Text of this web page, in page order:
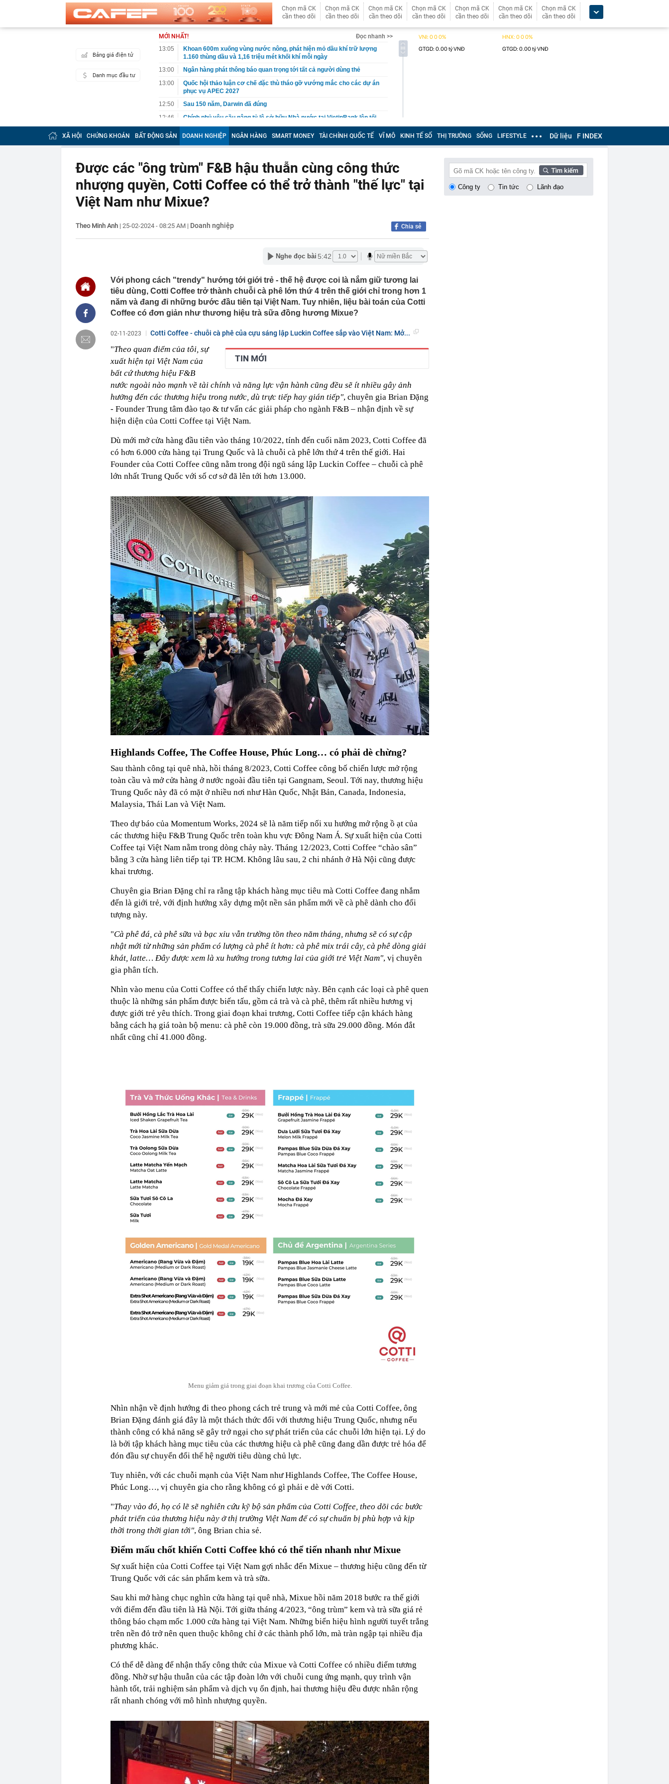
Chọn mã CK
cần theo dõi
Chọn mã CK
cần theo dõi
Chọn mã CK
cần theo dõi
Chọn mã CK
cần theo dõi
Chọn mã CK
cần theo dõi
Chọn mã CK
cần theo dõi
Chọn mã CK
cần theo dõi
Bảng giá điện tử
Danh mục đầu tư
MỚI NHẤT!
Đọc nhanh >>
13:05
Khoan 600m xuống vùng nước nông, phát hiện mỏ dầu khí trữ lượng
1.160 thùng dầu và 1,16 triệu mét khối khí mỗi ngày
13:00
Ngân hàng phát thông báo quan trọng tới tất cả người dùng thẻ
13:00
Quốc hội thảo luận cơ chế đặc thù tháo gỡ vướng mắc cho các dự án
phục vụ APEC 2027
12:50
Sau 150 năm, Darwin đã đúng
12:46
Chính phủ yêu cầu nâng tỷ lệ sở hữu Nhà nước tại VietinBank lên tối
thiểu 65%
12:45
Chủ cửa hàng hải sản tiết lộ: Đây là những loại cá họ bán nhiều nhất
mỗi sáng
giờ sáng
12:30
TPHCM hướng đến công khai quy hoạch, tiến độ giải quyết hồ sơ đất
đai trên môi trường số
12:30
Mẫu đồng hồ giá hơn 200 triệu đồng được dàn sao bom tấn The
12:28
Bỏ phố về quê làm mô hình nhà miền Tây, thu gần nửa tỉ mỗi năm
Việt Nam có 1 nơi được tạp chí Mỹ đánh giá đẹp hơn cả Maldives và
Bali, được hàng loạt “ông lớn” Sun Group, Vingroup, BIM Group... chọn
Từng công bố phát triển gần 61.000 căn nhà ở xã hội, doanh nghiệp
BĐS "khủng" nhất thị trường đang triển khai đến đâu?
12:15
Vì sao người Nhật Bản thích đi nhà tắm công cộng?
rộng nhất Việt Nam
12:12
Người phụ nữ 50 tuổi bị loãng xương, "thủ phạm" có liên quan đến một
món ăn sáng nhiều người rất chuộng vì nhanh và tiện lợi
12:03
Ô tô đỗ qua đêm ở khu đô thị bị trộm mất 2 bánh
12:01
Chốt ngày công bố giá Jaecoo J5 tại Việt Nam
12:00
Nợ có khả năng mất vốn tại các ngân hàng vượt 200.000 tỷ: Nhà băng
nào nhiều nhất?
XÃ HỘI CHỨNG KHOÁN BẤT ĐỘNG SẢN DOANH NGHIỆP NGÂN HÀNG SMART MONEY TÀI CHÍNH QUỐC TẾ VĨ MÔ KINH TẾ SỐ THỊ TRƯỜNG SỐNG LIFESTYLE Dữ liệu F INDEX
Được các "ông trùm" F&B hậu thuẫn cùng công thức
nhượng quyền, Cotti Coffee có thể trở thành "thế lực" tại
Việt Nam như Mixue?
Theo Minh Anh | 25-02-2024 - 08:25 AM | Doanh nghiệp Chia sẻ
Nghe đọc bài 5:42
Với phong cách "trendy" hướng tới giới trẻ - thế hệ được coi là nắm giữ tương lai
tiêu dùng, Cotti Coffee trở thành chuỗi cà phê lớn thứ 4 trên thế giới chỉ trong hơn 1
năm và đang đi những bước đầu tiên tại Việt Nam. Tuy nhiên, liệu bài toán của Cotti
Coffee có đơn giản như thương hiệu trà sữa đồng hương Mixue?
02-11-2023 Cotti Coffee - chuỗi cà phê của cựu sáng lập Luckin Coffee sắp vào Việt Nam: Mở...
TIN MỚI
"Theo quan điểm của tôi, sự
xuất hiện tại Việt Nam của
bất cứ thương hiệu F&B
nước ngoài nào mạnh về tài chính và năng lực vận hành cũng đều sẽ ít nhiều gây ảnh
hưởng đến các thương hiệu trong nước, dù trực tiếp hay gián tiếp", chuyên gia Brian Đặng
- Founder Trung tâm đào tạo & tư vấn các giải pháp cho ngành F&B – nhận định về sự
hiện diện của Cotti Coffee tại Việt Nam.
Dù mới mở cửa hàng đầu tiên vào tháng 10/2022, tính đến cuối năm 2023, Cotti Coffee đã
có hơn 6.000 cửa hàng tại Trung Quốc và là chuỗi cà phê lớn thứ 4 trên thế giới. Hai
Founder của Cotti Coffee cũng nằm trong đội ngũ sáng lập Luckin Coffee – chuỗi cà phê
lớn nhất Trung Quốc với số cơ sở đã lên tới hơn 13.000.
Highlands Coffee, The Coffee House, Phúc Long… có phải dè chừng?
Sau thành công tại quê nhà, hồi tháng 8/2023, Cotti Coffee công bố chiến lược mở rộng
toàn cầu và mở cửa hàng ở nước ngoài đầu tiên tại Gangnam, Seoul. Tới nay, thương hiệu
Trung Quốc này đã có mặt ở nhiều nơi như Hàn Quốc, Nhật Bản, Canada, Indonesia,
Malaysia, Thái Lan và Việt Nam.
Theo dự báo của Momentum Works, 2024 sẽ là năm tiếp nối xu hướng mở rộng ồ ạt của
các thương hiệu F&B Trung Quốc trên toàn khu vực Đông Nam Á. Sự xuất hiện của Cotti
Coffee tại Việt Nam nằm trong dòng chảy này. Tháng 12/2023, Cotti Coffee “chào sân”
bằng 3 cửa hàng liên tiếp tại TP. HCM. Không lâu sau, 2 chi nhánh ở Hà Nội cũng được
khai trương.
Chuyên gia Brian Đặng chỉ ra rằng tập khách hàng mục tiêu mà Cotti Coffee đang nhắm
đến là giới trẻ, với định hướng xây dựng một nền sản phẩm mới về cà phê dành cho đối
tượng này.
"Cà phê đá, cà phê sữa và bạc xỉu vẫn trường tồn theo năm tháng, nhưng sẽ có sự cập
nhật mới từ những sản phẩm có lượng cà phê ít hơn: cà phê mix trái cây, cà phê dòng giải
khát, latte… Đây được xem là xu hướng trong tương lai của giới trẻ Việt Nam", vị chuyên
gia phân tích.
Nhìn vào menu của Cotti Coffee có thể thấy chiến lược này. Bên cạnh các loại cà phê quen
thuộc là những sản phẩm được biến tấu, gồm cả trà và cà phê, thêm rất nhiều hương vị
được giới trẻ yêu thích. Trong giai đoạn khai trương, Cotti Coffee tiếp cận khách hàng
bằng cách hạ giá toàn bộ menu: cà phê còn 19.000 đồng, trà sữa 29.000 đồng. Món đắt
nhất cũng chỉ 41.000 đồng.
Menu giảm giá trong giai đoạn khai trương của Cotti Coffee.
Nhìn nhận về định hướng đi theo phong cách trẻ trung và mới mẻ của Cotti Coffee, ông
Brian Đặng đánh giá đây là một thách thức đối với thương hiệu Trung Quốc, nhưng nếu
thành công có khả năng sẽ gây trở ngại cho sự phát triển của các chuỗi lớn hiện tại. Lý do
là bởi tập khách hàng mục tiêu của các thương hiệu cà phê cũng đang dần được trẻ hóa để
đón đầu sự chuyển đổi thế hệ người tiêu dùng chủ lực.
Tuy nhiên, với các chuỗi mạnh của Việt Nam như Highlands Coffee, The Coffee House,
Phúc Long…, vị chuyên gia cho rằng không có gì phải e dè với Cotti.
"Thay vào đó, họ có lẽ sẽ nghiên cứu kỹ bộ sản phẩm của Cotti Coffee, theo dõi các bước
phát triển của thương hiệu này ở thị trường Việt Nam để có sự chuẩn bị phù hợp và kịp
thời trong thời gian tới", ông Brian chia sẻ.
Điểm mấu chốt khiến Cotti Coffee khó có thể tiến nhanh như Mixue
Sự xuất hiện của Cotti Coffee tại Việt Nam gợi nhắc đến Mixue – thương hiệu cũng đến từ
Trung Quốc với các sản phẩm kem và trà sữa.
Sau khi mở hàng chục nghìn cửa hàng tại quê nhà, Mixue hồi năm 2018 bước ra thế giới
với điểm đến đầu tiên là Hà Nội. Tới giữa tháng 4/2023, “ông trùm” kem và trà sữa giá rẻ
thông báo chạm mốc 1.000 cửa hàng tại Việt Nam. Những biển hiệu hình người tuyết trắng
trên nền đỏ trở nên quen thuộc không chỉ ở các thành phố lớn, mà tràn ngập tại nhiều địa
phương khác.
Có thể dễ dàng để nhận thấy công thức của Mixue và Cotti Coffee có nhiều điểm tương
đồng. Nhờ sự hậu thuẫn của các tập đoàn lớn với chuỗi cung ứng mạnh, quy trình vận
hành tốt, trải nghiệm sản phẩm và dịch vụ ổn định, hai thương hiệu đều được nhân rộng
rất nhanh chóng với mô hình nhượng quyền.
Công ty Tin tức Lãnh đạo